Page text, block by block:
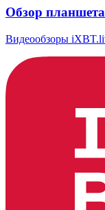
Обзор
Видеообзоры